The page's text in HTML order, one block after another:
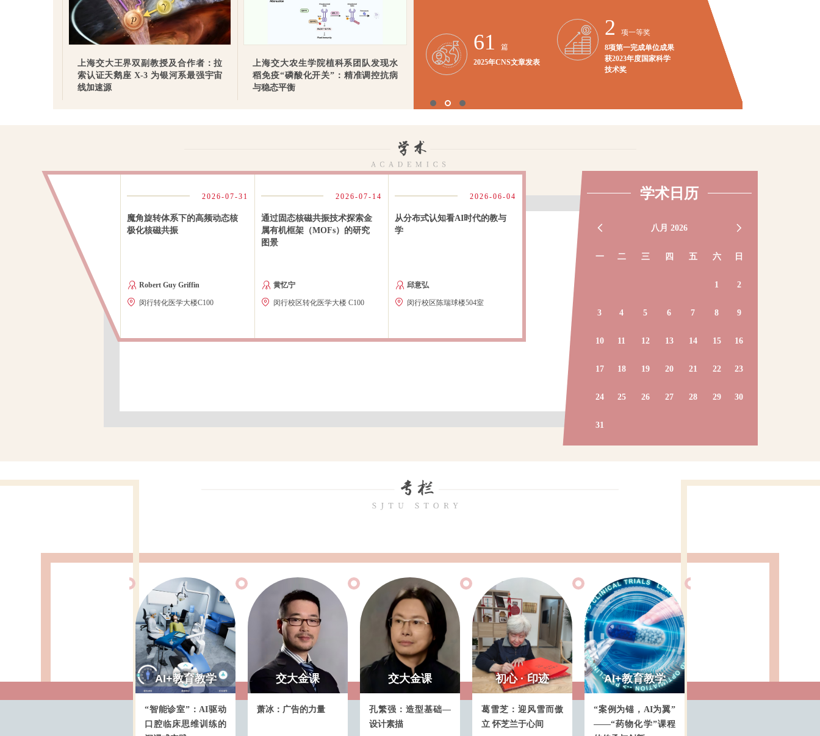
上海交大王界双副教授及合作者：拉
索认证天鹅座 X-3 为银河系最强宇宙
线加速源
上海交大农生学院植科系团队发现水
稻免疫“磷酸化开关”：精准调控抗病
与稳态平衡
3000 人次
国内外学生科创大赛
中摘金夺银
12
学科
（QS）
30
世界Top100学科（软
科）
61
篇
2025年CNS文章发表
2 项一等奖
8项第一完成单位成果
获2023年度国家科学
高荣誉“挑战杯”
3
ACM世界大学生计算
机程序设计大赛
2026-06-04 2026-07-31
魔角旋转体系下的高频动态核
极化核磁共振
Robert Guy Griffin
闵行转化医学大楼C100
2026-07-14
通过固态核磁共振技术探索金
属有机框架（MOFs）的研究
闵行校区转化医学大楼 C100
2026-06-04
从分布式认知看AI时代的教与
学
闵行校区陈瑞球楼504室
2026-07-31
魔角旋转体系下的高频动态核
2026-07-14
属有机框架（MOFs）的研究
学术日历
八月 2026
一 二 三 四 五 六 日
1 2
3 4 5 6 7 8 9
10 11 12 13 14 15 16
17 18 19 20 21 22 23
24 25 26 27 28 29 30
31
交大金课 AI+教育教学
“智能诊室”：AI驱动
口腔临床思维训练的
交大金课
萧冰：广告的力量
交大金课
孔繁强：造型基础—
设计素描
初心 · 印迹
葛雪芝：迎风雪而傲
立 怀芝兰于心间
AI+教育教学
“案例为锚，AI为翼”
——“药物化学”课程
交大金课
王茜：大众传媒与文
化
AI+